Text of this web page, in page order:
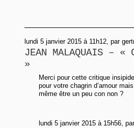
lundi 5 janvier 2015 à 11h12, par
JEAN MALAQUAIS – «
»
Merci pour cette critique
pour votre chagrin d’amour
même être un peu con non ?
lundi 5 janvier 2015 à 15h56,